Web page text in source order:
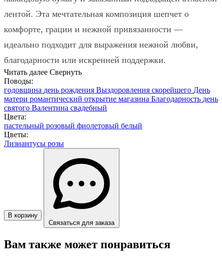
лентой. Эта мечтательная композиция шепчет о
комфорте, грации и нежной привязанности —
идеально подходит для выражения нежной любви,
благодарности или искренней поддержки.
Читать далее Свернуть
Поводы:
годовщина день рождения Выздоровления скорейшего День
матери романтический открытие магазина Благодарность день
святого Валентина свадебный
Цвета:
пастельный розовый фиолетовый белый
Цветы:
Лизиантусы розы
В корзину
Связаться для заказа
Вам также может понравиться